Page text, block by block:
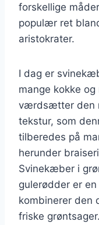
forskellige
populær ret
aristokrater.
I dag er
mange kokke
værdsætter den
tekstur, som
tilberedes på
herunder
Svinekæber i
gulerødder er
kombinerer den
friske grøntsager.